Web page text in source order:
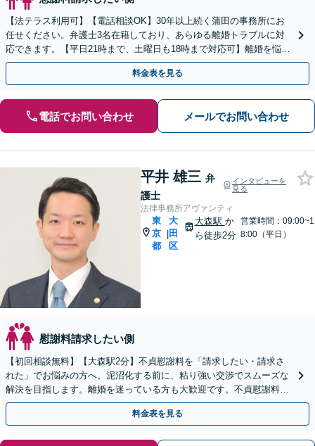
【法テラス利用可】【電話相談OK】30年以上続く蒲田の事務所にお
任せください。弁護士3名在籍しており、あらゆる離婚トラブルに対
応できます。【平日21時まで、土曜日も18時まで対応可】離婚を悩ん
でいる段階でもご相談ください
料金表を見る
電話でお問い合わせ メールでお問い合わせ
平井 雄三 弁
護士
インタビューを
見る
法律事務所アヴァンティ
東
京
都
|
大
田
区
大森駅 か
ら徒歩2分
営業時間：09:00~1
8:00（平日）
慰謝料請求したい側
【初回相談無料】【大森駅2分】不貞慰謝料を「請求したい・請求さ
れた」でお悩みの方へ。泥沼化する前に、粘り強い交渉でスムーズな
解決を目指します。離婚を迷っている方も大歓迎です。不貞慰謝料請
求に強い弁護士にお任せください！【夜間や休日相談可】
料金表を見る